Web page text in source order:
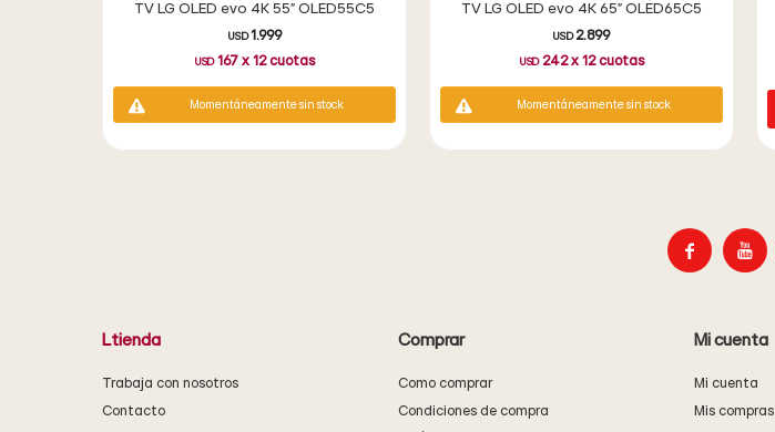
TV LG OLED evo 4K 55" OLED55C5
USD 1.999
USD 167x 12cuotas
Momentáneamente sin stock
TV LG OLED evo 4K 65" OLED65C5
USD 2.899
USD 242x 12cuotas
Momentáneamente sin stock
 
Ltienda
Trabaja con nosotros
Contacto
Comprar
Como comprar
Condiciones de compra
Mi cuenta
Mi cuenta
Mis compras